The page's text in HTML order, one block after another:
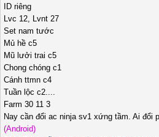
ID riêng
Lvc 12, Lvnt 27
Set nam tước
Mủ hề c5
Mũ lưởi trai c5
Chong chóng c1
Cánh ttmn c4
Tuần lộc c2....
Farm 30 11 3
Nay cần đổi ac ninja sv1 xứng tầm. Ai đổi
(Android)